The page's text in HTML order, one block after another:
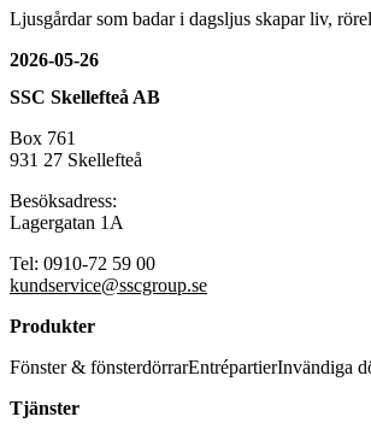
Ljusgårdar som badar i dagsljus skapar liv,
2026-05-26
SSC Skellefteå AB
Box 761
931 27 Skellefteå
Besöksadress:
Lagergatan 1A
Tel: 0910-72 59 00
kundservice@sscgroup.se
Produkter
Fönster & fönsterdörrarEntrépartierInvändiga
Tjänster